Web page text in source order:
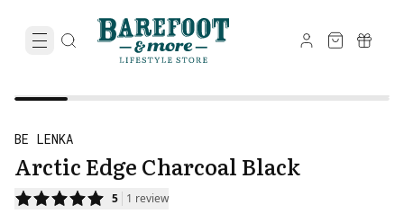
BE LENKA
Arctic Edge Charcoal Black
5 1 review